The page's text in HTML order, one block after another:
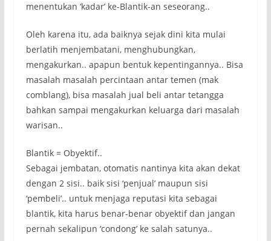
menentukan ‘kadar’ ke-Blantik-an seseorang..
Oleh karena itu, ada baiknya sejak dini kita mulai
berlatih menjembatani, menghubungkan,
mengakurkan.. apapun bentuk kepentingannya.. Bisa
masalah masalah percintaan antar temen (mak
comblang), bisa masalah jual beli antar tetangga
bahkan sampai mengakurkan keluarga dari masalah
warisan..
Blantik = Obyektif..
Sebagai jembatan, otomatis nantinya kita akan dekat
dengan 2 sisi.. baik sisi ‘penjual’ maupun sisi
‘pembeli’.. untuk menjaga reputasi kita sebagai
blantik, kita harus benar-benar obyektif dan jangan
pernah sekalipun ‘condong’ ke salah satunya..